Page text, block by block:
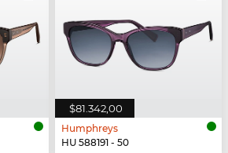
$81.342,00
Humphreys
HU 588191 - 50